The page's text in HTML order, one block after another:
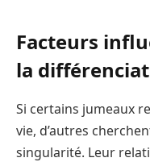
Facteurs
la
Si certains jumeaux
vie, d’autres
singularité. Leur